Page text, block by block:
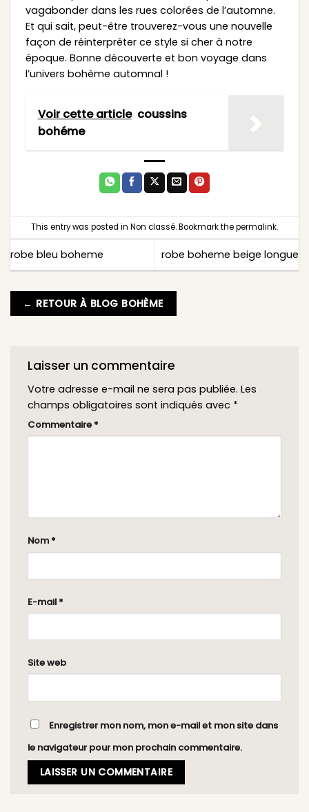
vagabonder dans les rues colorées de l’automne.
Et qui sait, peut-être trouverez-vous une nouvelle
façon de réinterpréter ce style si cher à notre
époque. Bonne découverte et bon voyage dans
l’univers bohème automnal !
Voir cette article coussins
bohéme
This entry was posted in Non classé. Bookmark thepermalink.
robe bleu boheme robe boheme beige longue
← RETOUR À BLOG BOHÈME
Laisser un commentaire
Votre adresse e-mail ne sera pas publiée. Les
champs obligatoires sont indiqués avec *
Commentaire *
Nom *
E-mail *
Site web
Enregistrer mon nom, mon e-mail et mon site dans
le navigateur pour mon prochain commentaire.